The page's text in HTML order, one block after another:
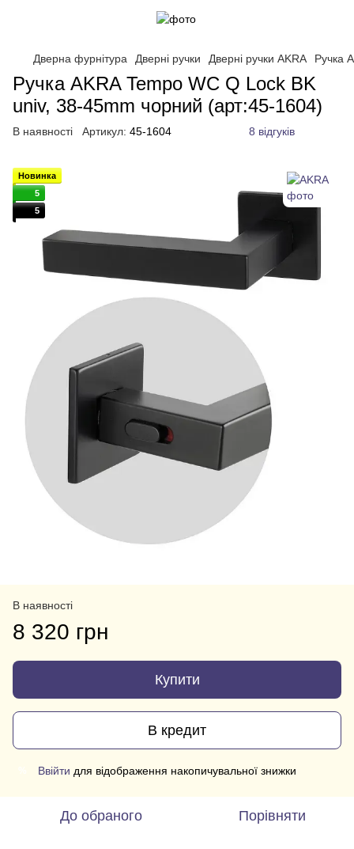
Дверна фурнітура Дверні ручки Дверні ручки AKRA Ручка
Ручка AKRA Tempo WC Q Lock BK
univ, 38-45mm чорний (арт:45-1604)
В наявності Артикул: 45-1604 8 відгуків
Новинка
5
5
В наявності
8 320 грн
Купити
В кредит
Ввійти для відображення накопичувальної знижки
До обраного Порівняти